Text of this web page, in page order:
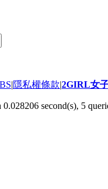
|隱私權條款|2GIRL女
0.028206 second(s), 5